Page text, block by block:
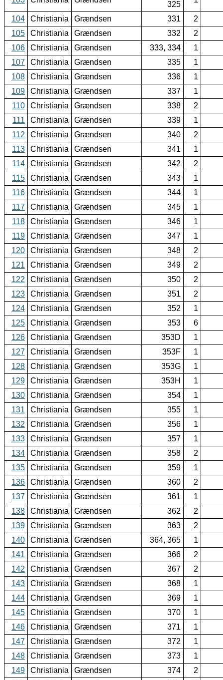
325
104 Christiania Grændsen 331
2
105
Christiania Grændsen 332
2
106
Christiania Grændsen 333, 334
1
107
Christiania Grændsen 335
1
108
Christiania Grændsen 336
1
109
Christiania Grændsen 337
1
110
Christiania Grændsen 338
2
111
Christiania Grændsen 339
1
112
Christiania Grændsen 340
2
113
Christiania Grændsen 341
1
114
Christiania Grændsen 342
2
115
Christiania Grændsen 343
1
116
Christiania Grændsen 344
1
117
Christiania Grændsen 345
1
118
Christiania Grændsen 346
1
119
Christiania Grændsen 347
1
120
Christiania Grændsen 348
2
121
Christiania Grændsen 349
2
122
Christiania Grændsen 350
2
123
Christiania Grændsen 351
2
124
Christiania Grændsen 352
1
125
Christiania Grændsen 353
6
126
Christiania Grændsen 353D
1
127
Christiania Grændsen 353F
1
128
Christiania Grændsen 353G
1
129
Christiania Grændsen 353H
1
130
Christiania Grændsen 354
1
131
Christiania Grændsen 355
1
132
Christiania Grændsen 356
1
133
Christiania Grændsen 357
1
134
Christiania Grændsen 358
2
135
Christiania Grændsen 359
1
136
Christiania Grændsen 360
2
137
Christiania Grændsen 361
1
138
Christiania Grændsen 362
2
139
Christiania Grændsen 363
2
140
Christiania Grændsen 364, 365
1
141
Christiania Grændsen 366
2
142
Christiania Grændsen 367
2
143
Christiania Grændsen 368
1
144
Christiania Grændsen 369
1
145
Christiania Grændsen 370
1
146
Christiania Grændsen 371
1
147
Christiania Grændsen 372
1
148
Christiania Grændsen 373
1
149
Christiania Grændsen 374
2